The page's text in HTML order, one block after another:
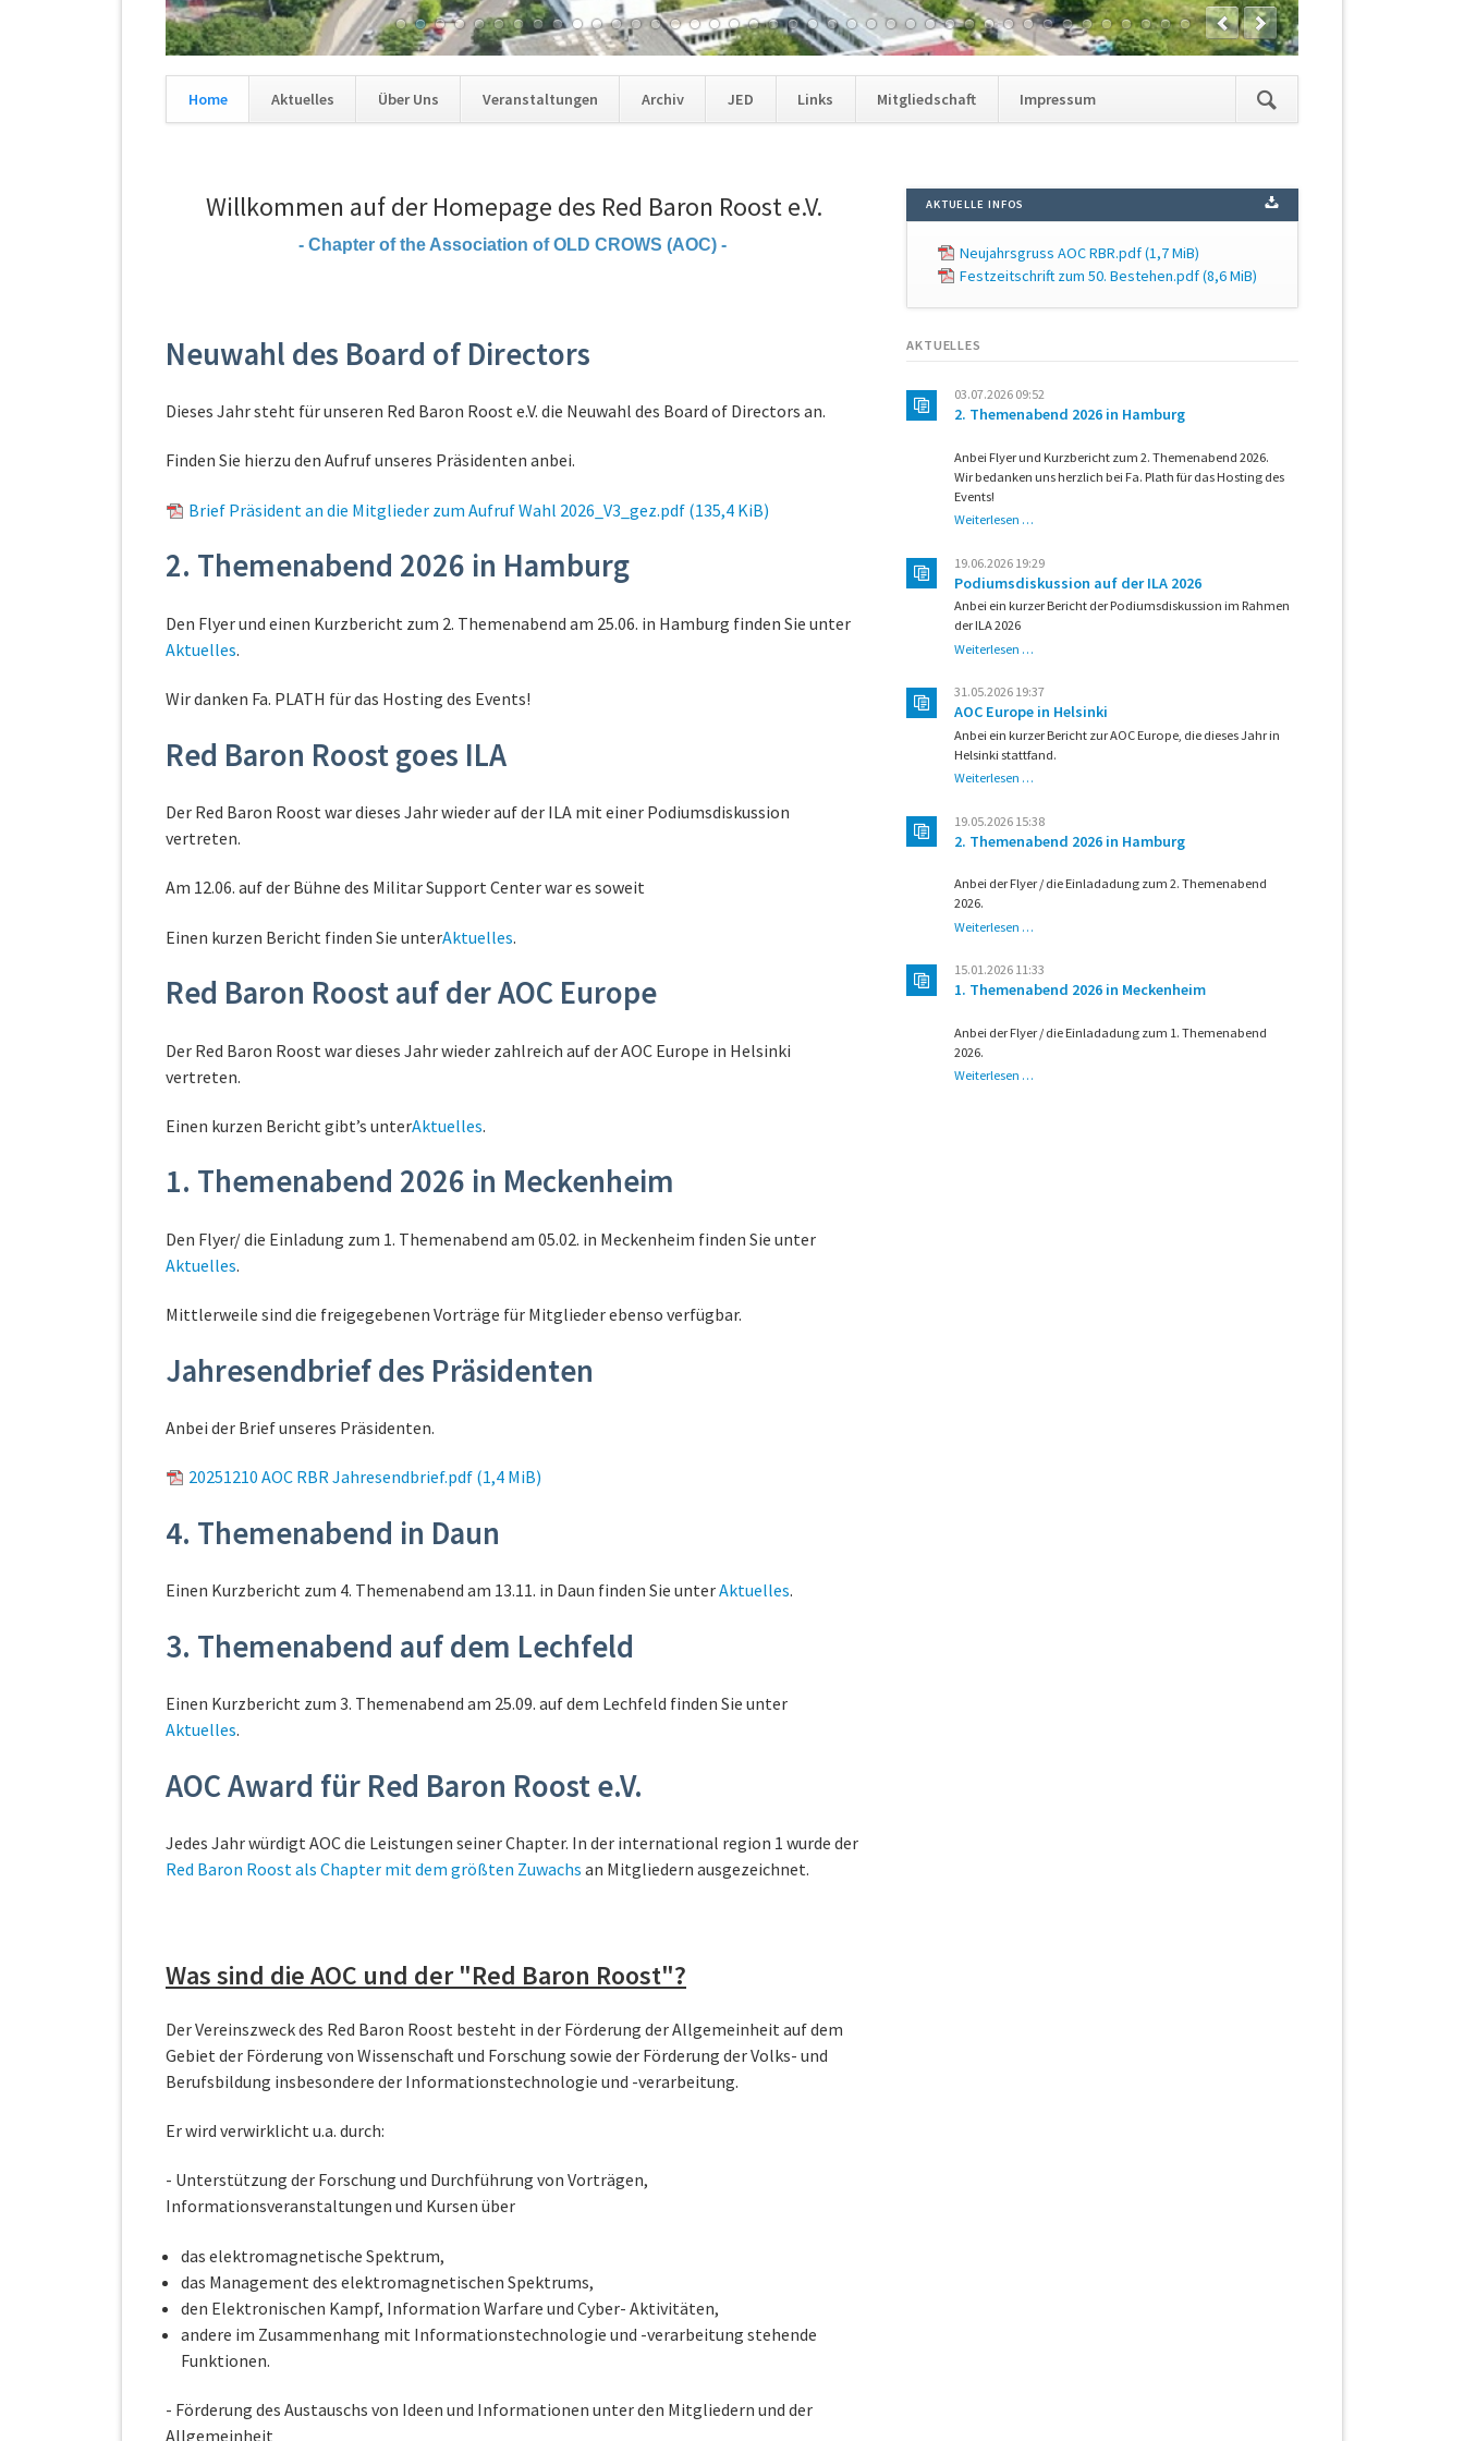
überspringen
Home Aktuelles Über Uns Veranstaltungen Archiv JED Links Mitgliedschaft Impressum
Willkommen auf der Homepage des Red Baron Roost e.V.
- Chapter of the Association of OLD CROWS (AOC) -
Neuwahl des Board of Directors
Dieses Jahr steht für unseren Red Baron Roost e.V. die Neuwahl des Board of Directors an.
Finden Sie hierzu den Aufruf unseres Präsidenten anbei.
Brief Präsident an die Mitglieder zum Aufruf Wahl 2026_V3_gez.pdf (135,4 KiB)
2. Themenabend 2026 in Hamburg
Den Flyer und einen Kurzbericht zum 2. Themenabend am 25.06. in Hamburg finden Sie unter
Aktuelles.
Wir danken Fa. PLATH für das Hosting des Events!
Red Baron Roost goes ILA
Der Red Baron Roost war dieses Jahr wieder auf der ILA mit einer Podiumsdiskussion
vertreten.
Am 12.06. auf der Bühne des Militar Support Center war es soweit
Einen kurzen Bericht finden Sie unterAktuelles.
Red Baron Roost auf der AOC Europe
Der Red Baron Roost war dieses Jahr wieder zahlreich auf der AOC Europe in Helsinki
vertreten.
Einen kurzen Bericht gibt’s unterAktuelles.
1. Themenabend 2026 in Meckenheim
Den Flyer/ die Einladung zum 1. Themenabend am 05.02. in Meckenheim finden Sie unter
Aktuelles.
Mittlerweile sind die freigegebenen Vorträge für Mitglieder ebenso verfügbar.
Jahresendbrief des Präsidenten
Anbei der Brief unseres Präsidenten.
20251210 AOC RBR Jahresendbrief.pdf (1,4 MiB)
4. Themenabend in Daun
Einen Kurzbericht zum 4. Themenabend am 13.11. in Daun finden Sie unterAktuelles.
3. Themenabend auf dem Lechfeld
Einen Kurzbericht zum 3. Themenabend am 25.09. auf dem Lechfeld finden Sie unter
Aktuelles.
AOC Award für Red Baron Roost e.V.
Jedes Jahr würdigt AOC die Leistungen seiner Chapter. In der international region 1 wurde der
Red Baron Roost als Chapter mit dem größten Zuwachs an Mitgliedern ausgezeichnet.
Was sind die AOC und der "Red Baron Roost"?
Der Vereinszweck des Red Baron Roost besteht in der Förderung der Allgemeinheit auf dem
Gebiet der Förderung von Wissenschaft und Forschung sowie der Förderung der Volks- und
Berufsbildung insbesondere der Informationstechnologie und -verarbeitung.
Er wird verwirklicht u.a. durch:
- Unterstützung der Forschung und Durchführung von Vorträgen,
Informationsveranstaltungen und Kursen über
das elektromagnetische Spektrum,
das Management des elektromagnetischen Spektrums,
den Elektronischen Kampf, Information Warfare und Cyber- Aktivitäten,
andere im Zusammenhang mit Informationstechnologie und -verarbeitung stehende
Funktionen.
- Förderung des Austauschs von Ideen und Informationen unter den Mitgliedern und der
Allgemeinheit
AKTUELLE INFOS
Neujahrsgruss AOC RBR.pdf(1,7 MiB)
Festzeitschrift zum 50. Bestehen.pdf(8,6 MiB)
AKTUELLES
03.07.2026 09:52
2. Themenabend 2026 in Hamburg
Anbei Flyer und Kurzbericht zum 2. Themenabend 2026.
Wir bedanken uns herzlich bei Fa. Plath für das Hosting des
Events!
Weiterlesen …
2026
in
19.06.2026 19:29
Podiumsdiskussion auf der ILA 2026
Anbei ein kurzer Bericht der Podiumsdiskussion im Rahmen
der ILA 2026
Weiterlesen …
der
ILA
31.05.2026 19:37
AOC Europe in Helsinki
Anbei ein kurzer Bericht zur AOC Europe, die dieses Jahr in
Helsinki stattfand.
Weiterlesen …
in
Helsinki
19.05.2026 15:38
2. Themenabend 2026 in Hamburg
Anbei der Flyer / die Einladadung zum 2. Themenabend
2026.
Weiterlesen …
2026
in
15.01.2026 11:33
1. Themenabend 2026 in Meckenheim
Anbei der Flyer / die Einladadung zum 1. Themenabend
2026.
Weiterlesen …